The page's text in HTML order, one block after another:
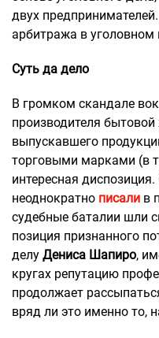
двух
арбитража в уголовном
Суть да дело
В громком скандале
производителя
выпускавшего
торговыми марками (в
интересная диспозиция.
неоднократно писали в
судебные баталии шли
позиция признанного
делу Дениса Шапиро,
кругах репутацию
продолжает
вряд ли это именно то,